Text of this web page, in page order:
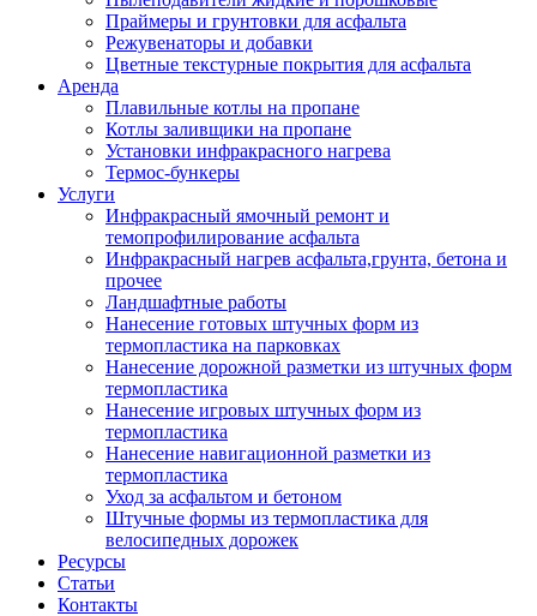
Праймеры и грунтовки для асфальта
Режувенаторы и добавки
Цветные текстурные покрытия для асфальта
Аренда
Плавильные котлы на пропане
Котлы заливщики на пропане
Установки инфракрасного нагрева
Термос-бункеры
Услуги
Инфракрасный ямочный ремонт и
темопрофилирование асфальта
Инфракрасный нагрев асфальта,грунта, бетона и
прочее
Ландшафтные работы
Нанесение готовых штучных форм из
термопластика на парковках
Нанесение дорожной разметки из штучных форм
термопластика
Нанесение игровых штучных форм из
термопластика
Нанесение навигационной разметки из
термопластика
Уход за асфальтом и бетоном
Штучные формы из термопластика для
велосипедных дорожек
Ресурсы
Статьи
Контакты